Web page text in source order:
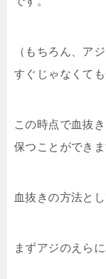
（もちろん、ア
すぐじゃなくても
この時点で血抜
保つことができま
血抜きの方法と
まずアジのえら